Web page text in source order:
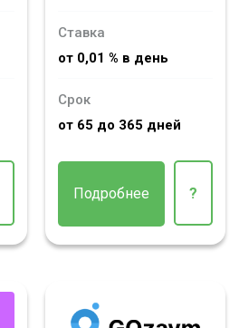
Ставка
от 0,01 % в день
Срок
от 65 до 365 дней
Подробнее ?